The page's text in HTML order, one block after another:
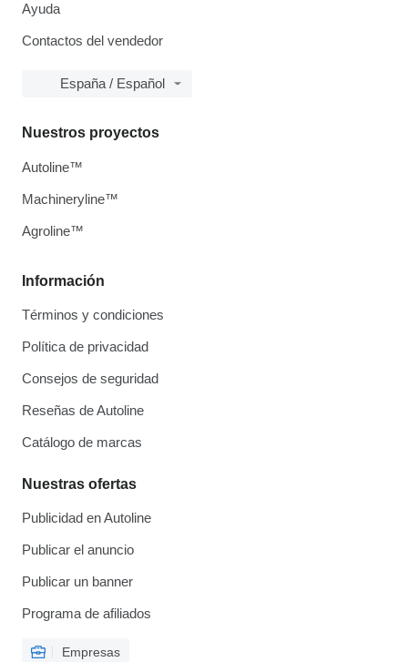
Ayuda
Contactos del vendedor
España / Español
Información
Términos y condiciones
Política de privacidad
Consejos de seguridad
Reseñas de Autoline
Catálogo de marcas
Nuestras ofertas
Publicidad en Autoline
Publicar el anuncio
Publicar un banner
Programa de afiliados
Empresas
Nuestros proyectos
Autoline™
Machineryline™
Agroline™